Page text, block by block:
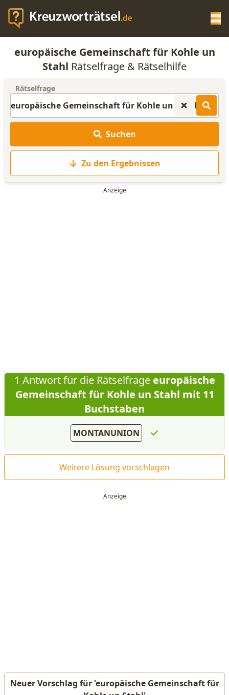
KREUZWORTRÄTSEL-HILFE
ANAGRAMM-GENERATOR
WORTLISTE
europäische Gemeinschaft für Kohle un
Stahl Rätselfrage & Rätselhilfe
Rätselfrage
Suchen
Zu den Ergebnissen
1 Antwort für die Rätselfrageeuropäische
Gemeinschaft für Kohle un Stahl mit 11
Buchstaben
MONTANUNION
Weitere Lösung vorschlagen
Neuer Vorschlag für 'europäische Gemeinschaft für